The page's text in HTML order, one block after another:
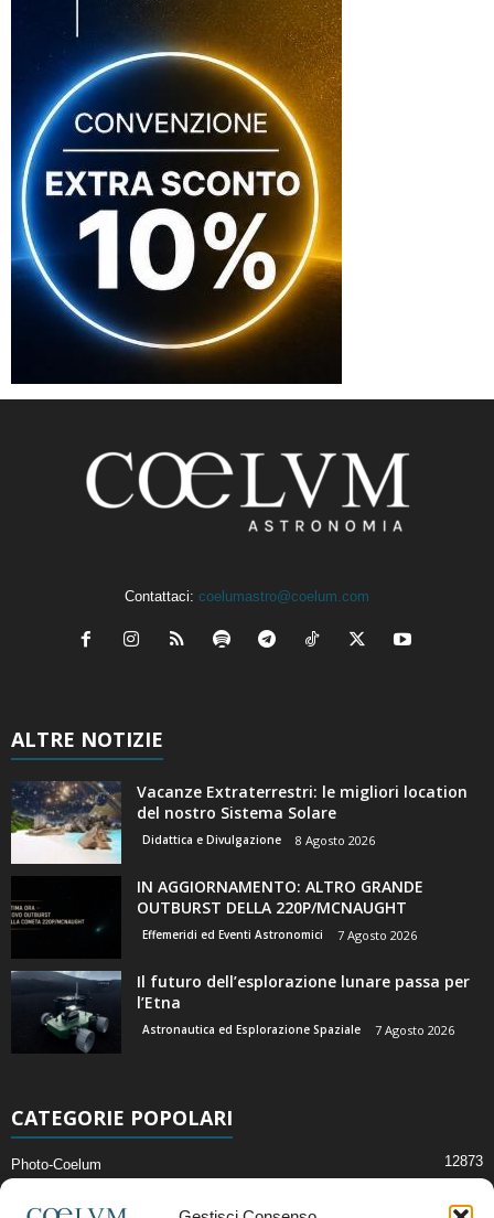
Contattaci: coelumastro@coelum.com
ALTRE NOTIZIE
Vacanze Extraterrestri: le migliori location
del nostro Sistema Solare
Didattica e Divulgazione 8 Agosto 2026
IN AGGIORNAMENTO: ALTRO GRANDE
OUTBURST DELLA 220P/MCNAUGHT
Effemeridi ed Eventi Astronomici 7 Agosto 2026
Il futuro dell’esplorazione lunare passa per
l’Etna
Astronautica ed Esplorazione Spaziale 7 Agosto 2026
CATEGORIE POPOLARI
Photo-Coelum 12873